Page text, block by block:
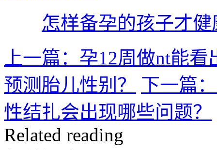
怎样备孕的孩子才
上一篇：孕12周做nt能
预测胎儿性别？
下一篇
性结扎会出现哪些问题？
Related reading